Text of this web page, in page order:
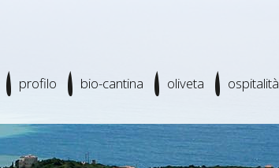
profilo bio-cantina oliveta ospitalità